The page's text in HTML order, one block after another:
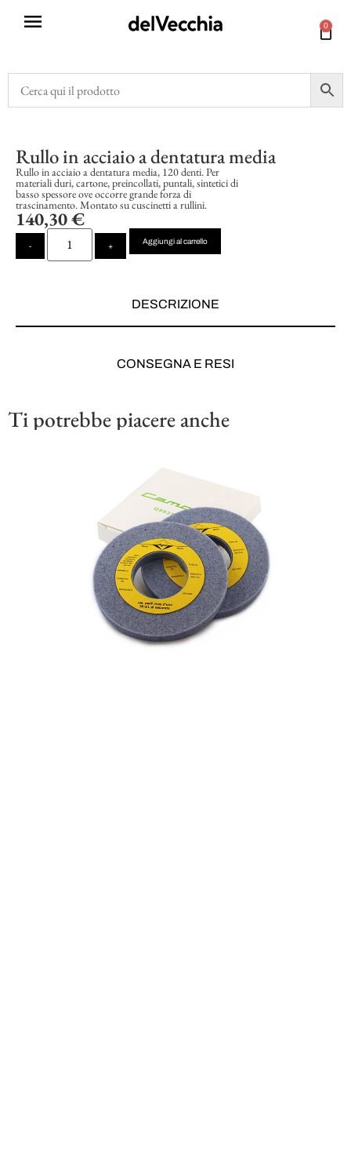
0
Rullo in acciaio a dentatura media
Rullo in acciaio a dentatura media, 120 denti. Per
materiali duri, cartone, preincollati, puntali, sintetici di
basso spessore ove occorre grande forza di
trascinamento. Montato su cuscinetti a rullini.
140,30€
- +
Aggiungi al carrello
DESCRIZIONE
CONSEGNA E RESI
Ti potrebbe piacere anche